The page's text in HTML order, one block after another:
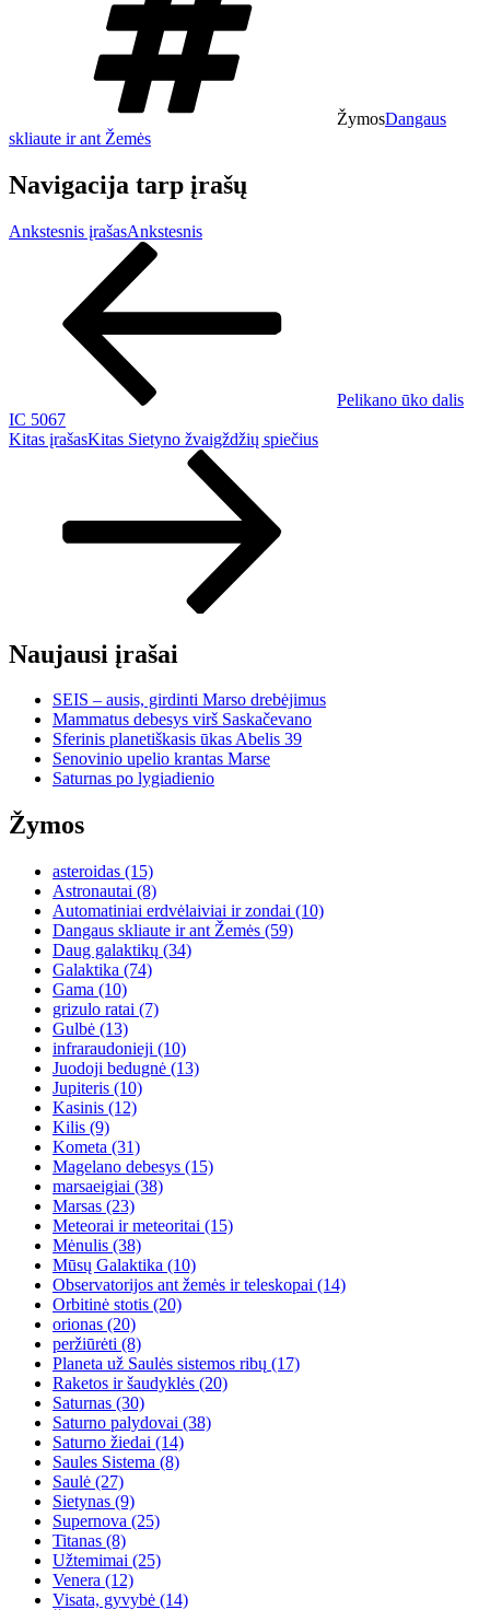
ŽymosDangaus
skliaute ir ant Žemės
Navigacija tarp įrašų
Ankstesnis įrašasAnkstesnis
Pelikano ūko dalis
IC 5067
Kitas įrašasKitas Sietyno žvaigždžių spiečius
Naujausi įrašai
SEIS – ausis, girdinti Marso drebėjimus
Mammatus debesys virš Saskačevano
Sferinis planetiškasis ūkas Abelis 39
Senovinio upelio krantas Marse
Saturnas po lygiadienio
Žymos
asteroidas (15)
Astronautai (8)
Automatiniai erdvėlaiviai ir zondai (10)
Dangaus skliaute ir ant Žemės (59)
Daug galaktikų (34)
Galaktika (74)
Gama (10)
grizulo ratai (7)
Gulbė (13)
infraraudonieji (10)
Juodoji bedugnė (13)
Jupiteris (10)
Kasinis (12)
Kilis (9)
Kometa (31)
Magelano debesys (15)
marsaeigiai (38)
Marsas (23)
Meteorai ir meteoritai (15)
Mėnulis (38)
Mūsų Galaktika (10)
Observatorijos ant žemės ir teleskopai (14)
Orbitinė stotis (20)
orionas (20)
peržiūrėti (8)
Planeta už Saulės sistemos ribų (17)
Raketos ir šaudyklės (20)
Saturnas (30)
Saturno palydovai (38)
Saturno žiedai (14)
Saules Sistema (8)
Saulė (27)
Sietynas (9)
Supernova (25)
Titanas (8)
Užtemimai (25)
Venera (12)
Visata, gyvybė (14)